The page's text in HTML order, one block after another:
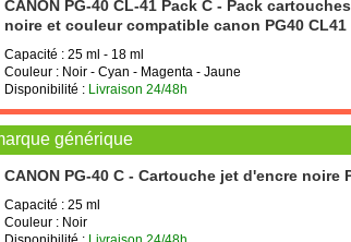
CANON PG-40 CL-41 Pack C - Pack
noire et couleur compatible canon PG40 CL41
Capacité : 25 ml - 18 ml
Couleur : Noir - Cyan - Magenta - Jaune
Disponibilité : Livraison 24/48h
générique
CANON PG-40 C - Cartouche jet d'encre noire
Capacité : 25 ml
Couleur : Noir